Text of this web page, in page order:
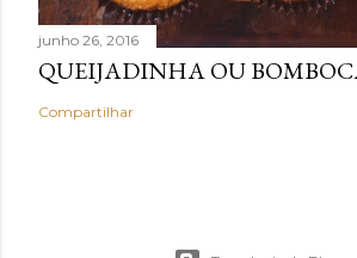
junho 26, 2016
QUEIJADINHA OU
Compartilhar